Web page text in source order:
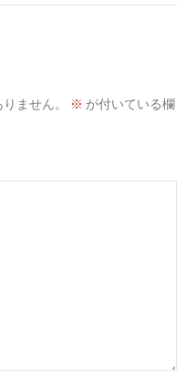
ません。 ※ が付いている欄